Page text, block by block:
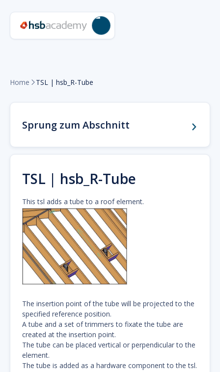
Home  TSL | hsb_R-Tube
Sprung zum Abschnitt
TSL | hsb_R-Tube
This tsl adds a tube to a roof element.
The insertion point of the tube will be projected to the
specified reference position.
A tube and a set of trimmers to fixate the tube are
created at the insertion point.
The tube can be placed vertical or perpendicular to the
element.
The tube is added as a hardware component to the tsl.